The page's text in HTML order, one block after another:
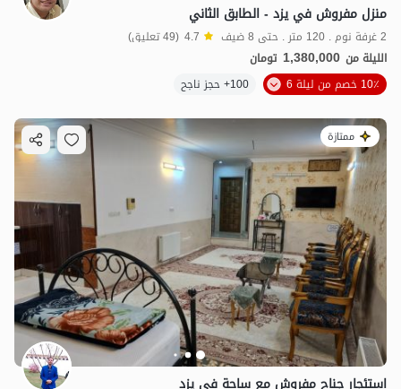
منزل مفروش في يزد - الطابق الثاني
2 غرفة نوم . 120 متر . حتى 8 ضيف 4.7 (49 تعليق)
الليلة من 1,380,000 تومان
10٪ خصم من ليلة 6
100+ حجز ناجح
ممتازة
استئجار جناح مفروش مع ساحة في يزد